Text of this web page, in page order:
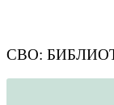
СВО: